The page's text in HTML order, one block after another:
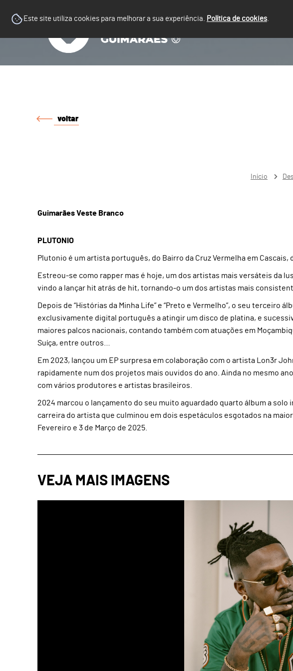
Este site utiliza cookies para melhorar a sua experiência. Política de cookies.
voltar
Início
Guimarães Veste Branco
PLUTONIO
Plutonio é um artista português, do Bairro da Cruz Vermelha em Cascais,
Estreou-se como rapper mas é hoje, um dos artistas mais versáteis da
vindo a lançar hit atrás de hit, tornando-o um dos artistas mais
Depois de “Histórias da Minha Life” e “Preto e Vermelho”, o seu terceiro
exclusivamente digital português a atingir um disco de platina, e
maiores palcos nacionais, contando também com atuações em
Suíça, entre outros…
Em 2023, lançou um EP surpresa em colaboração com o artista Lon3r
rapidamente num dos projetos mais ouvidos do ano. Ainda no mesmo
com vários produtores e artistas brasileiros.
2024 marcou o lançamento do seu muito aguardado quarto álbum a solo
carreira do artista que culminou em dois espetáculos esgotados na maior
Fevereiro e 3 de Março de 2025.